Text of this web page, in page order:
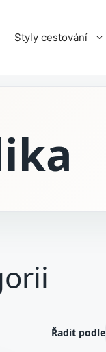
Styly cestování
Řadit podle